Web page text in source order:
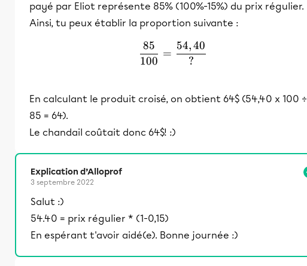
payé par Eliot représente 85% (100%-15%) du prix régulier.
Ainsi, tu peux établir la proportion suivante :
100
85
=
?
54,40
En calculant le produit croisé, on obtient 64$ (54,40 x 100 ÷
85 = 64).
Le chandail coûtait donc 64$! :)
Explication d’Alloprof
3 septembre 2022
Salut :)
54.40 = prix régulier * (1-0,15)
En espérant t'avoir aidé(e). Bonne journée :)